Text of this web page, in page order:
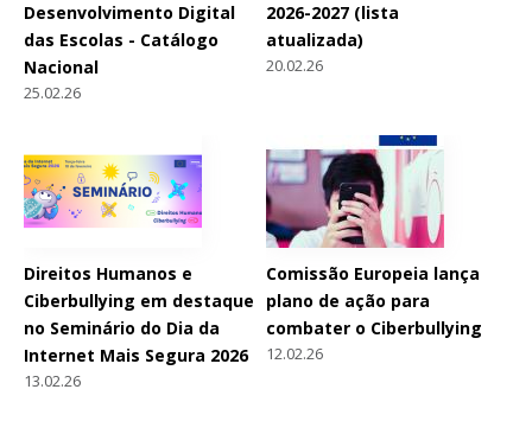
Desenvolvimento Digital
das Escolas - Catálogo
Nacional
25.02.26
2026-2027 (lista
atualizada)
20.02.26
Direitos Humanos e
Ciberbullying em destaque
no Seminário do Dia da
Internet Mais Segura 2026
13.02.26
Comissão Europeia lança
plano de ação para
combater o Ciberbullying
12.02.26